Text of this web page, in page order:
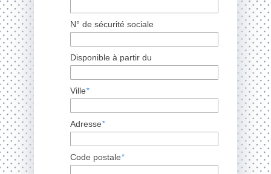
N° de sécurité sociale
Disponible à partir du
Ville*
Adresse*
Code postale*